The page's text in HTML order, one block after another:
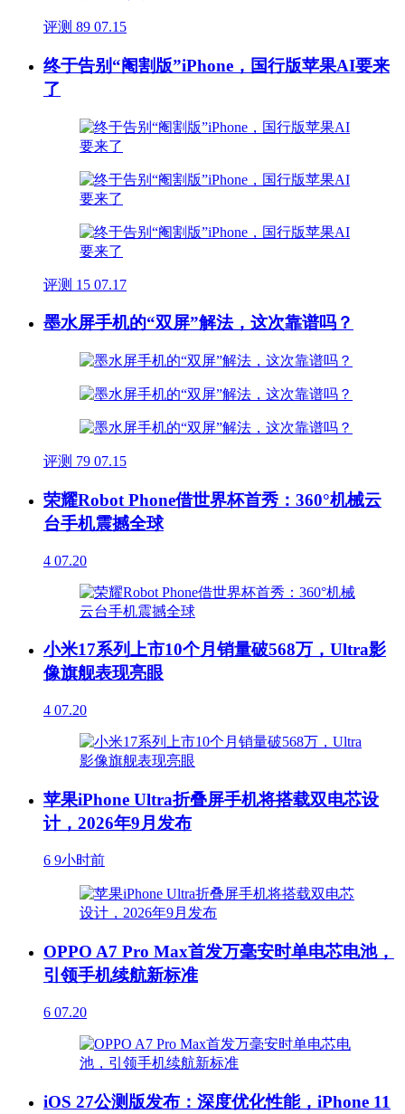
评测 89 07.15
终于告别“阉割版”iPhone，国行版苹果AI要来
了
评测 15 07.17
墨水屏手机的“双屏”解法，这次靠谱吗？
评测 79 07.15
荣耀Robot Phone借世界杯首秀：360°机械云
台手机震撼全球
4 07.20
小米17系列上市10个月销量破568万，Ultra影
像旗舰表现亮眼
4 07.20
苹果iPhone Ultra折叠屏手机将搭载双电芯设
计，2026年9月发布
6 9小时前
OPPO A7 Pro Max首发万毫安时单电芯电池，
引领手机续航新标准
6 07.20
iOS 27公测版发布：深度优化性能，iPhone 11